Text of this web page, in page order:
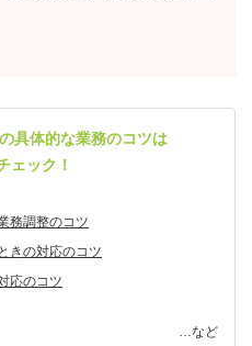
具体的な業務のコツは
ェック！
務調整のコツ
きの対応のコツ
応のコツ
…など